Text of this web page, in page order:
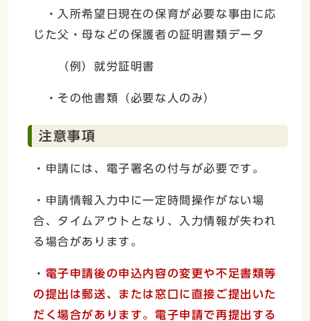
・入所希望日現在の保育が必要な事由に応
じた父・母などの保護者の証明書類データ
（例）就労証明書
・その他書類（必要な人のみ）
注意事項
・申請には、電子署名の付与が必要です。
・申請情報入力中に一定時間操作がない場
合、タイムアウトとなり、入力情報が失われ
る場合があります。
・ 電子申請後の申込内容の変更や不足書類等
の提出は郵送、または窓口に直接ご提出いた
だく場合があります。電子申請で再提出する